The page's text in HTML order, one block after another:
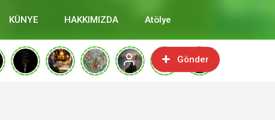
KÜNYE HAKKIMIZDA Atölye
Gönder